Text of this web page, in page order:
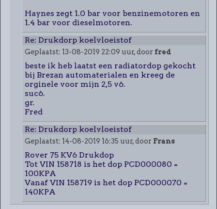
Haynes zegt 1.0 bar voor benzinemotoren en
1.4 bar voor dieselmotoren.
Re: Drukdorp koelvloeistof
Geplaatst: 13-08-2019 22:09 uur, door fred
beste ik heb laatst een radiatordop gekocht
bij Brezan automaterialen en kreeg de
orginele voor mijn 2,5 v6.
suc6.
gr.
Fred
Re: Drukdorp koelvloeistof
Geplaatst: 14-08-2019 16:35 uur, door Frans
Rover 75 KV6 Drukdop
Tot VIN 158718 is het dop PCD000080 =
100KPA
Vanaf VIN 158719 is het dop PCD000070 =
140KPA